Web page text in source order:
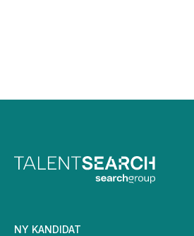
NY KANDIDAT